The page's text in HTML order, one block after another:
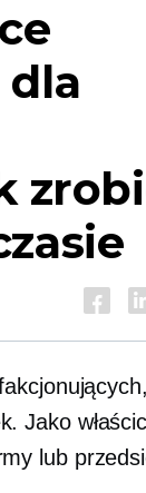
dla
Jako
lub